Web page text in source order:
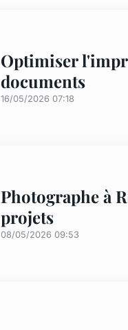
Optimiser
documents
16/05/2026 07:18
Photographe à
projets
08/05/2026 09:53